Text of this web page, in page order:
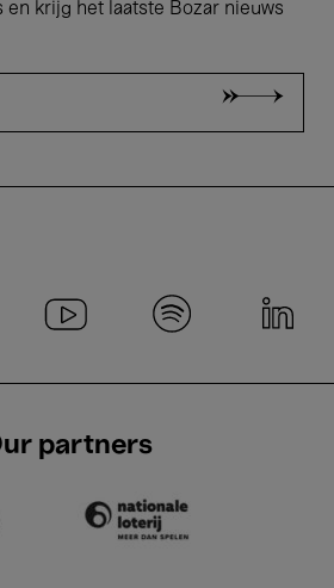
en krijg het laatste Bozar nieuws
partners